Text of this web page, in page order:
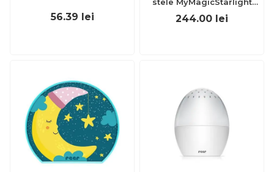
56.39 lei
stele MyMagicStarlight
244.00 lei